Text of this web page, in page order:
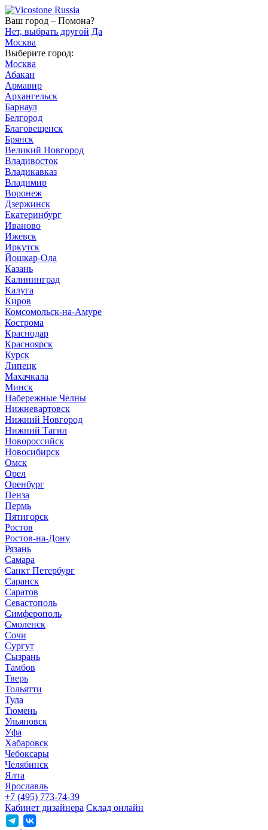
Ваш город – Помона?
Нет, выбрать другой Да
Москва
Выберите город:
Москва
Абакан
Армавир
Архангельск
Барнаул
Белгород
Благовещенск
Брянск
Великий Новгород
Владивосток
Владикавказ
Владимир
Воронеж
Дзержинск
Екатеринбург
Иваново
Ижевск
Иркутск
Йошкар-Ола
Казань
Калининград
Калуга
Киров
Комсомольск-на-Амуре
Кострома
Краснодар
Красноярск
Курск
Липецк
Махачкала
Минск
Набережные Челны
Нижневартовск
Нижний Новгород
Нижний Тагил
Новороссийск
Новосибирск
Омск
Орел
Оренбург
Пенза
Пермь
Пятигорск
Ростов
Ростов-на-Дону
Рязань
Самара
Санкт Петербург
Саранск
Саратов
Севастополь
Симферополь
Смоленск
Сочи
Сургут
Сызрань
Тамбов
Тверь
Тольятти
Тула
Тюмень
Ульяновск
Уфа
Хабаровск
Чебоксары
Челябинск
Ялта
Ярославль
+7 (495) 773-74-39
Кабинет дизайнера Склад онлайн